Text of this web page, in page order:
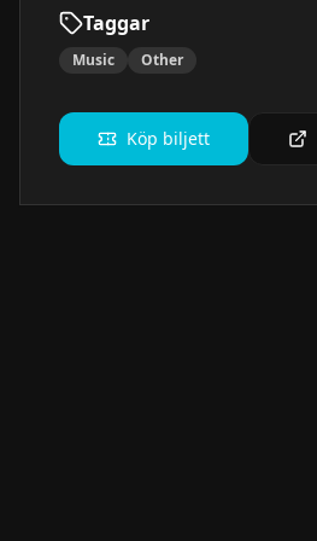
Taggar
Music Other
Köp biljett